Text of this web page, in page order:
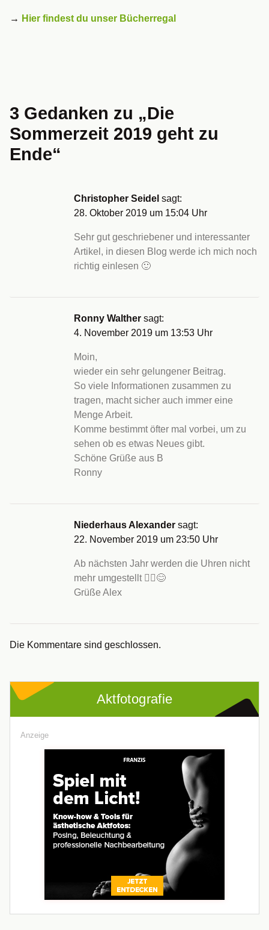
→ Hier findest du unser Bücherregal
3 Gedanken zu „Die
Sommerzeit 2019 geht zu
Ende“
Christopher Seidel sagt:
28. Oktober 2019 um 15:04 Uhr
Sehr gut geschriebener und interessanter
Artikel, in diesen Blog werde ich mich noch
richtig einlesen 🙂
Ronny Walther sagt:
4. November 2019 um 13:53 Uhr
Moin,
wieder ein sehr gelungener Beitrag.
So viele Informationen zusammen zu
tragen, macht sicher auch immer eine
Menge Arbeit.
Komme bestimmt öfter mal vorbei, um zu
sehen ob es etwas Neues gibt.
Schöne Grüße aus B
Ronny
Niederhaus Alexander sagt:
22. November 2019 um 23:50 Uhr
Ab nächsten Jahr werden die Uhren nicht
mehr umgestellt 🤸‍♂️😊
Grüße Alex
Die Kommentare sind geschlossen.
Aktfotografie
Anzeige